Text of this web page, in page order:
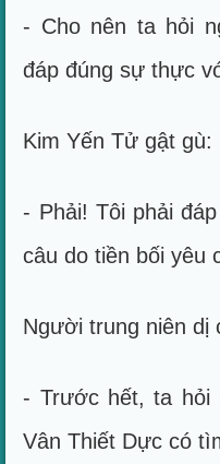
- Cho nên ta hỏi
đáp đúng sự thực
Kim Yến Tử gật gù:
- Phải! Tôi phải
câu do tiền bối yêu
Người trung niên dị
- Trước hết, ta
Vân Thiết Dực có